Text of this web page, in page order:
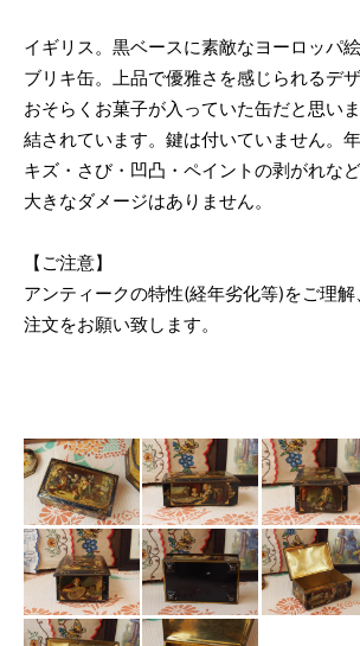
イギリス。黒ベースに素敵なヨーロッパ
ブリキ缶。上品で優雅さを感じられるデ
おそらくお菓子が入っていた缶だと思い
結されています。鍵は付いていません。
キズ・さび・凹凸・ペイントの剥がれな
大きなダメージはありません。
【ご注意】
アンティークの特性(経年劣化等)をご理
注文をお願い致します。